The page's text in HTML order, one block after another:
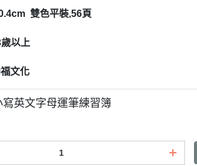
雙色平裝,56頁
以上
文化
英文字母運筆練習簿